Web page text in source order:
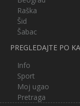
Raška
Šid
Šabac
PREGLEDAJTE PO
Info
Sport
Moj ugao
Pretraga